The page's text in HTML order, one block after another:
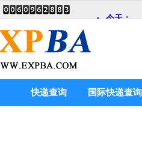
快递查询 国际快递查询